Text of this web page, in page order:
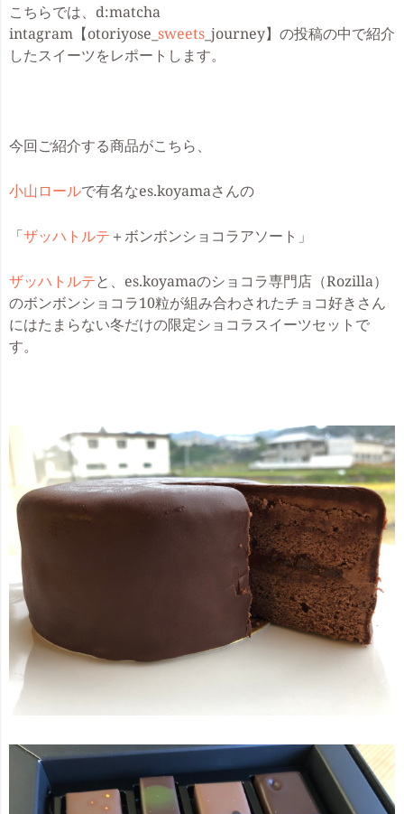
こちらでは、d:matcha
intagram【otoriyose_ sweets _journey】の投稿の中で紹介
したスイーツをレポートします。
今回ご紹介する商品がこちら、
小山ロールで有名なes.koyamaさんの
「ザッハトルテ ＋ボンボンショコラアソート」
ザッハトルテと、es.koyamaのショコラ専門店（Rozilla）
のボンボンショコラ10粒が組み合わされたチョコ好きさん
にはたまらない冬だけの限定ショコラスイーツセットで
す。